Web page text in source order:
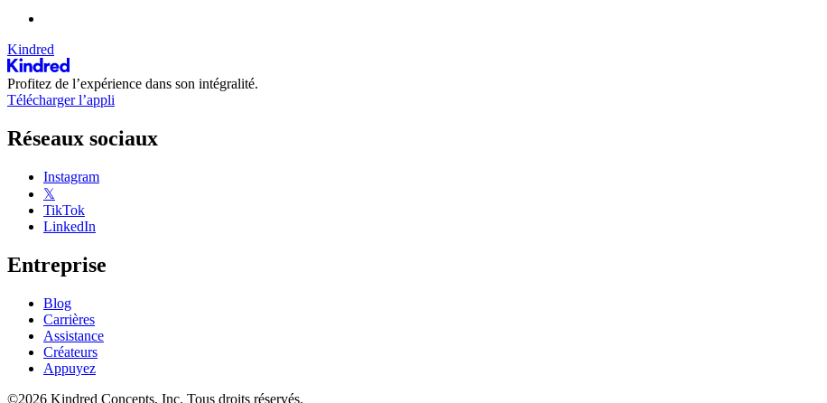
Kindred
Profitez de l’expérience dans son intégralité.
Télécharger l’appli
Réseaux sociaux
Instagram
𝕏
TikTok
LinkedIn
Entreprise
Blog
Carrières
Assistance
Créateurs
Appuyez
©2026 Kindred Concepts, Inc. Tous droits réservés.